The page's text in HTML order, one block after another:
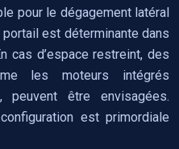
pour le dégagement latéral
est déterminante dans
cas d’espace restreint, des
les moteurs intégrés
être envisagées.
est primordiale